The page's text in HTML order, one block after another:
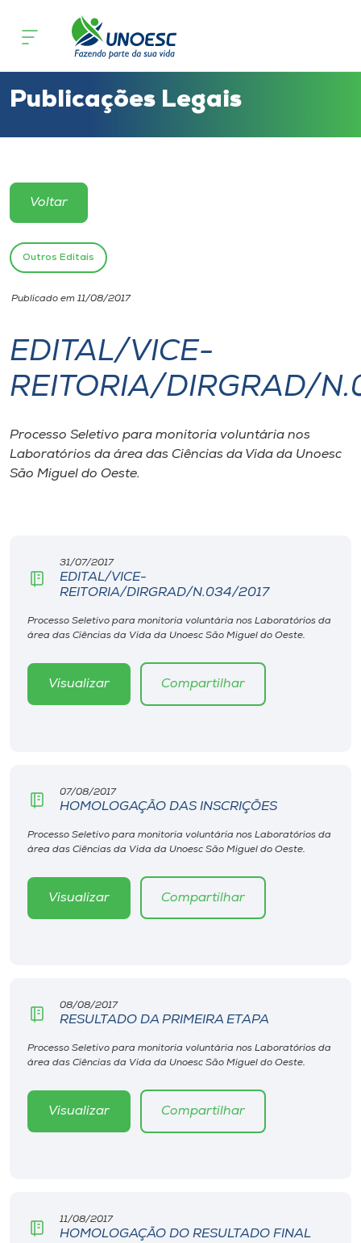
Cursos
Atendimento ao Estudante
Portal de Ensino
Unoesc
Internacionalização
I.nova
Diplomados
Biblioteca
Editora
Rádio
Store
Selecione
o idioma
Publicações Legais
Voltar
Outros Editais
Publicado em 11/08/2017
EDITAL/VICE-
REITORIA/DIRGRAD/
Processo Seletivo para monitoria voluntária nos
Laboratórios da área das Ciências da Vida da Unoesc
São Miguel do Oeste.
31/07/2017
EDITAL/VICE-
REITORIA/DIRGRAD/N.034/2017
Processo Seletivo para monitoria voluntária nos Laboratórios da
área das Ciências da Vida da Unoesc São Miguel do Oeste.
Visualizar Compartilhar
07/08/2017
HOMOLOGAÇÃO DAS INSCRIÇÕES
Processo Seletivo para monitoria voluntária nos Laboratórios da
área das Ciências da Vida da Unoesc São Miguel do Oeste.
Visualizar Compartilhar
08/08/2017
RESULTADO DA PRIMEIRA ETAPA
Processo Seletivo para monitoria voluntária nos Laboratórios da
área das Ciências da Vida da Unoesc São Miguel do Oeste.
Visualizar Compartilhar
11/08/2017
HOMOLOGAÇÃO DO RESULTADO FINAL